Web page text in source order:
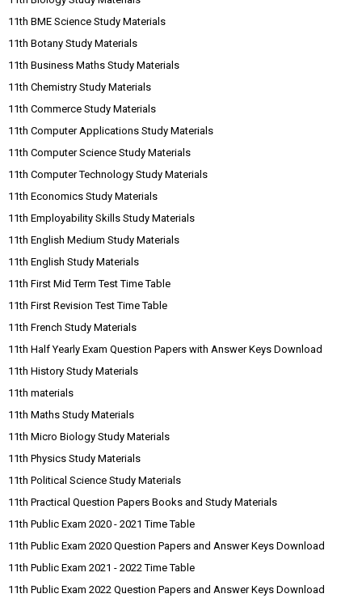
11th BME Science Study Materials
11th Botany Study Materials
11th Business Maths Study Materials
11th Chemistry Study Materials
11th Commerce Study Materials
11th Computer Applications Study Materials
11th Computer Science Study Materials
11th Computer Technology Study Materials
11th Economics Study Materials
11th Employability Skills Study Materials
11th English Medium Study Materials
11th English Study Materials
11th First Mid Term Test Time Table
11th First Revision Test Time Table
11th French Study Materials
11th Half Yearly Exam Question Papers with Answer Keys Download
11th History Study Materials
11th materials
11th Maths Study Materials
11th Micro Biology Study Materials
11th Physics Study Materials
11th Political Science Study Materials
11th Practical Question Papers Books and Study Materials
11th Public Exam 2020 - 2021 Time Table
11th Public Exam 2020 Question Papers and Answer Keys Download
11th Public Exam 2021 - 2022 Time Table
11th Public Exam 2022 Question Papers and Answer Keys Download